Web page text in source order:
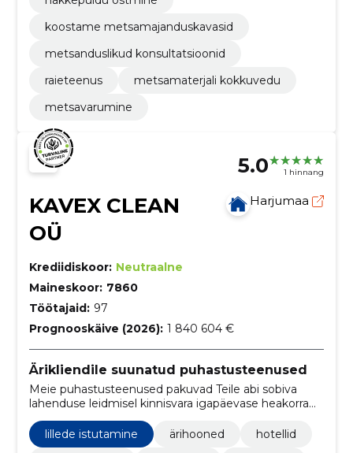
koostame metsamajanduskavasid
metsanduslikud konsultatsioonid
raieteenus
metsamaterjali kokkuvedu
metsavarumine
5.0 1 hinnang
KAVEX CLEAN
OÜ
Harjumaa
Krediidiskoor: Neutraalne
Maineskoor: 7860
Töötajaid: 97
Prognooskäive (2026): 1 840 604 €
Ärikliendile suunatud puhastusteenused
Meie puhastusteenused pakuvad Teile abi sobiva
lahenduse leidmisel kinnisvara igapäevase heakorra
tagamisel.
lillede istutamine
ärihooned
hotellid